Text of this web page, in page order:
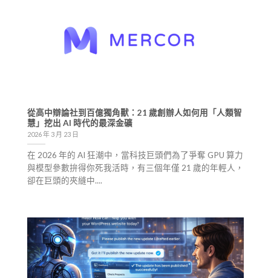
從高中辯論社到百億獨角獸：21 歲創辦人如何用「人類智
慧」挖出 AI 時代的最深金礦
2026 年 3 月 23 日
在 2026 年的 AI 狂潮中，當科技巨頭們為了爭奪 GPU 算力
與模型參數拚得你死我活時，有三個年僅 21 歲的年輕人，
卻在巨頭的夾縫中....